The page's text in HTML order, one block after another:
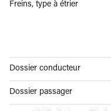
Freins, type à étrier
Dossier conducteur
Dossier passager